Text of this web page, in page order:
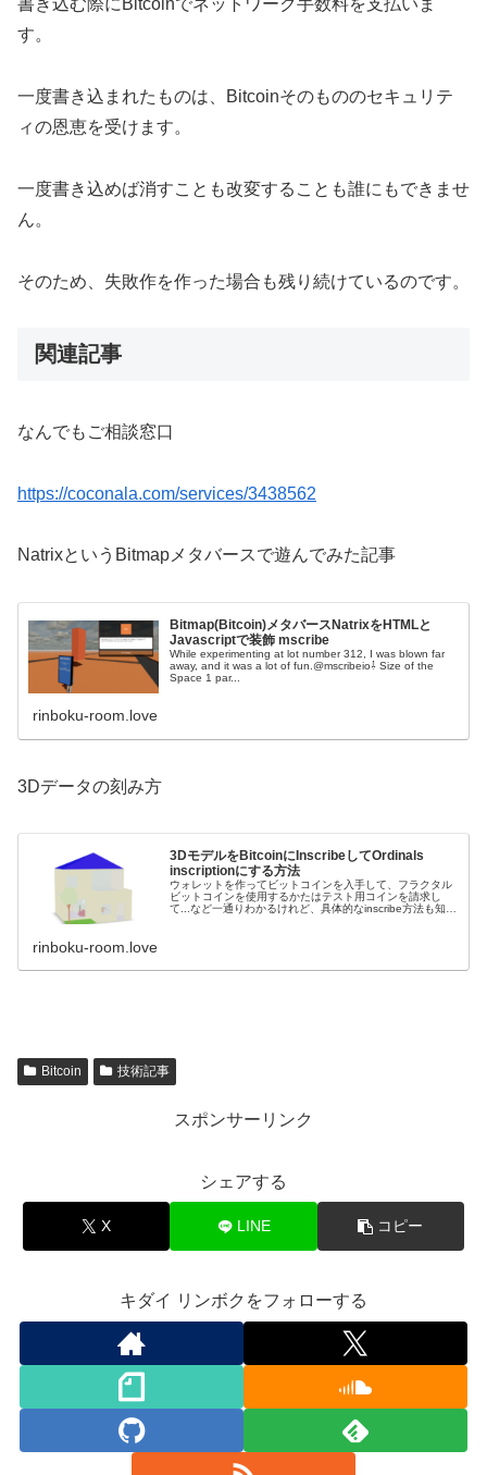
書き込む際にBitcoinでネットワーク手数料を支払いま
す。
一度書き込まれたものは、Bitcoinそのもののセキュリテ
ィの恩恵を受けます。
一度書き込めば消すことも改変することも誰にもできませ
ん。
そのため、失敗作を作った場合も残り続けているのです。
関連記事
なんでもご相談窓口
https://coconala.com/services/3438562
NatrixというBitmapメタバースで遊んでみた記事
Bitmap(Bitcoin)メタバースNatrixをHTMLと
Javascriptで装飾 mscribe
While experimenting at lot number 312, I was blown far
away, and it was a lot of fun.@mscribeio⇩ Size of the
Space 1 par...
rinboku-room.love
3Dデータの刻み方
3DモデルをBitcoinにInscribeしてOrdinals
inscriptionにする方法
ウォレットを作ってビットコインを入手して、フラクタル
ビットコインを使用するかたはテスト用コインを請求し
て...など一通りわかるけれど、具体的なinscribe方法も知り
rinboku-room.love
Bitcoin 技術記事
スポンサーリンク
シェアする
X LINE コピー
キダイ リンボクをフォローする